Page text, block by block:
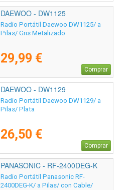
DAEWOO - DW1125
Radio Portátil Daewoo DW1125/ a
Pilas/ Gris Metalizado
29,99 €
Comprar
DAEWOO - DW1129
Radio Portátil Daewoo DW1129/ a
Pilas/ Plata
26,50 €
Comprar
PANASONIC - RF-2400DEG-K
Radio Portátil Panasonic RF-
2400DEG-K/ a Pilas/ con Cable/